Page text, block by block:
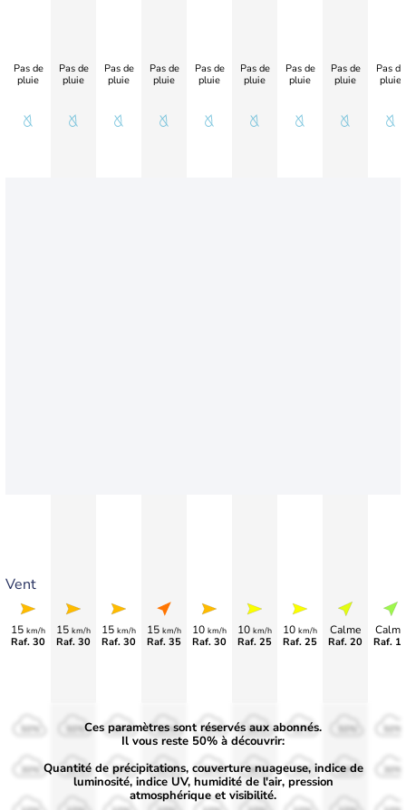
Vent
Pas de
pluie
15 km/h
Raf. 30
Pas de
pluie
15 km/h
Raf. 30
Pas de
pluie
15 km/h
Raf. 30
Pas de
pluie
15 km/h
Raf. 35
Pas de
pluie
10 km/h
Raf. 30
Pas de
pluie
10 km/h
Raf. 25
Pas de
pluie
10 km/h
Raf. 25
Pas de
pluie
Calme
Raf. 20
Pas de
pluie
Calme
Raf.
50%
30%
50%
30%
50%
30%
50%
30%
50%
30%
50%
30%
50%
30% 30% 30%
Ces paramètres sont réservés aux abonnés.
Il vous reste 50% à découvrir:
Quantité de précipitations, couverture nuageuse, indice de
luminosité, indice UV, humidité de l'air, pression
atmosphérique et visibilité.